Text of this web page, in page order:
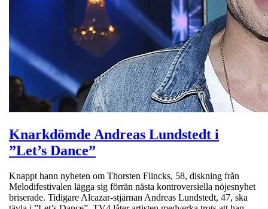
Knarkdömde Andreas Lundstedt i
”Let’s Dance”
Knappt hann nyheten om Thorsten Flincks, 58, diskning från
Melodifestivalen lägga sig förrän nästa kontroversiella nöjesnyhet
briserade. Tidigare Alcazar-stjärnan Andreas Lundstedt, 47, ska